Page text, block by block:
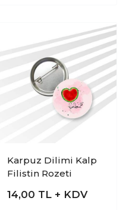
Karpuz Dilimi Kalp
Filistin Rozeti
14,00 TL + KDV